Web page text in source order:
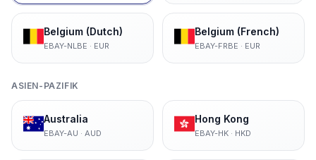
Belgium (Dutch)
EBAY-NLBE · EUR
Belgium (French)
EBAY-FRBE · EUR
ASIEN-PAZIFIK
Australia
EBAY-AU · AUD
Hong Kong
EBAY-HK· HKD